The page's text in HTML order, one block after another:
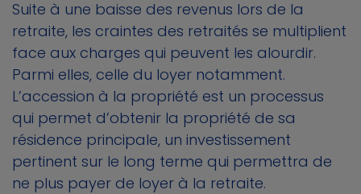
Suite à une baisse des revenus lors de la
retraite, les craintes des retraités se multiplient
face aux charges qui peuvent les alourdir.
Parmi elles, celle du loyer notamment.
L’accession à la propriété est un processus
qui permet d’obtenir la propriété de sa
résidence principale, un investissement
pertinent sur le long terme qui permettra de
ne plus payer de loyer à la retraite.